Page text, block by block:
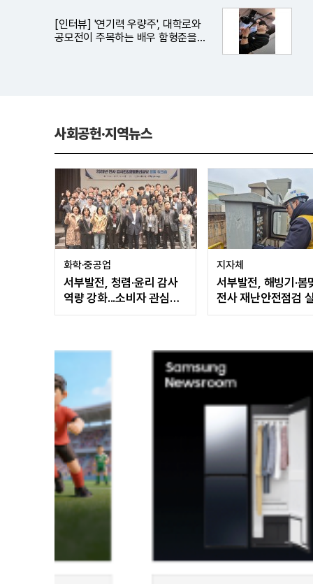
[인터뷰] '연기력 우량주', 대학로와
공모전이 주목하는 배우 함형준을
사회공헌·지역뉴스
화학·중공업
서부발전, 청렴·윤리 감사
역량 강화...소비자 관심도
전년대비 20%↑
지자체
서부발전, 해빙기·봄
전사 재난안전점검